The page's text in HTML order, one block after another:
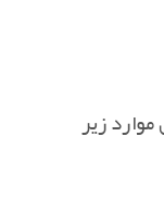
موارد زیر